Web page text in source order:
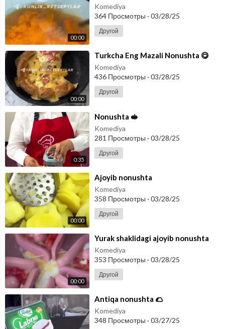
00:00
Komediya
364 Просмотры · 03/28/25
Другой
00:00
⁣Turkcha Eng Mazali Nonushta 😋
Komediya
436 Просмотры · 03/28/25
Другой
0:35
⁣Nonushta 🥪
Komediya
281 Просмотры · 03/28/25
Другой
00:00
⁣Ajoyib nonushta
Komediya
358 Просмотры · 03/28/25
Другой
00:00
⁣Yurak shaklidagi ajoyib nonushta
Komediya
353 Просмотры · 03/28/25
Другой
⁣Antiqa nonushta 🌮
Komediya
348 Просмотры · 03/27/25